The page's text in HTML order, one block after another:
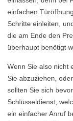
einfachen
Schritte einleiten,
die am Ende den
überhaupt benötigt
Wenn Sie also nicht
Sie abzuziehen,
sollten Sie sich
Schlüsseldienst,
ein einfacher Anruf